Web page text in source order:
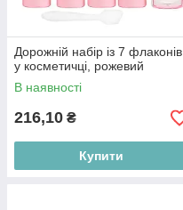
Дорожній набір із 7 флаконів
у косметичці, рожевий
В наявності
216,10 ₴
Купити